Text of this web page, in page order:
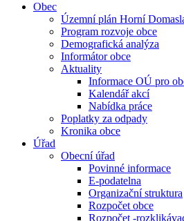
Obec
Územní plán Horní
Program rozvoje obce
Demografická analýza
Informátor obce
Aktuality
Informace OÚ pro
Kalendář akcí
Nabídka práce
Poplatky za odpady
Kronika obce
Úřad
Obecní úřad
Povinné informace
E-podatelna
Organizační struktura
Rozpočet obce
Rozpočet -